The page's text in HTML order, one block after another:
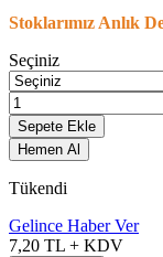
Stoklarımız Anlık
Seçiniz
Sepete Ekle
Hemen Al
Tükendi
Gelince Haber Ver
7,20 TL + KDV